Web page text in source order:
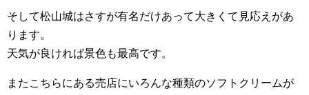
そして松山城はさすが有名だけあって大きくて見応えがあ
ります。
天気が良ければ景色も最高です。
またこちらにある売店にいろんな種類のソフトクリームが